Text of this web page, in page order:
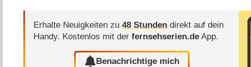
Erhalte Neuigkeiten zu48 Stunden direkt auf dein
Handy. Kostenlos mit derfernsehserien.de App.
Benachrichtige mich